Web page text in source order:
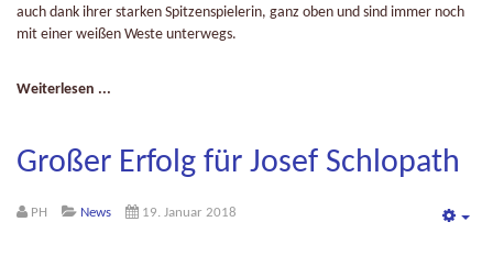
auch dank ihrer starken Spitzenspielerin, ganz oben und sind immer noch
mit einer weißen Weste unterwegs.
Weiterlesen ...
Großer Erfolg für Josef Schlopath
PH News 19. Januar 2018